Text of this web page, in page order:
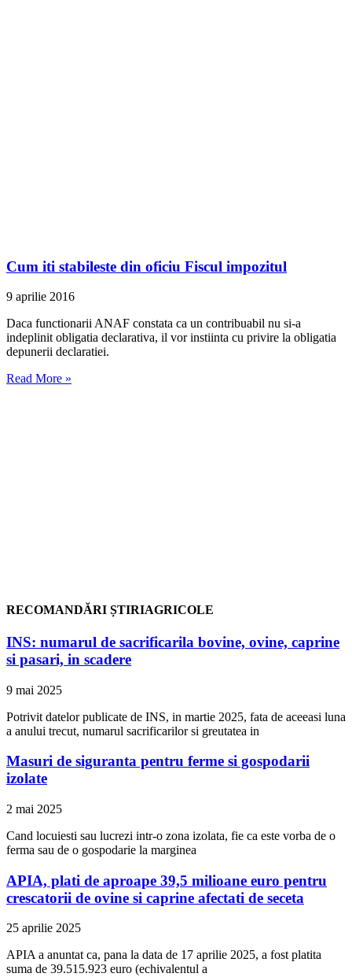
Cum iti stabileste din oficiu Fiscul impozitul
9 aprilie 2016
Daca functionarii ANAF constata ca un contribuabil nu si-a
indeplinit obligatia declarativa, il vor instiinta cu privire la obligatia
depunerii declaratiei.
Read More »
RECOMANDĂRI ȘTIRIAGRICOLE
INS: numarul de sacrificarila bovine, ovine, caprine
si pasari, in scadere
9 mai 2025
Potrivit datelor publicate de INS, in martie 2025, fata de aceeasi luna
a anului trecut, numarul sacrificarilor si greutatea in
Masuri de siguranta pentru ferme si gospodarii
izolate
2 mai 2025
Cand locuiesti sau lucrezi intr-o zona izolata, fie ca este vorba de o
ferma sau de o gospodarie la marginea
APIA, plati de aproape 39,5 milioane euro pentru
crescatorii de ovine si caprine afectati de seceta
25 aprilie 2025
APIA a anuntat ca, pana la data de 17 aprilie 2025, a fost platita
suma de 39.515.923 euro (echivalentul a